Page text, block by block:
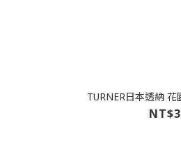
TURNER日本透納